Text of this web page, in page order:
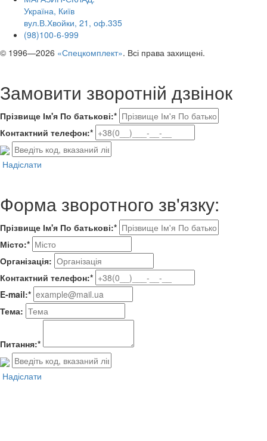
Україна, Київ
вул.В.Хвойки, 21, оф.335
(98)100-6-999
© 1996—2026 «Спецкомплект». Всі права захищені.
Замовити зворотній дзвінок
Прізвище Ім'я По батькові:*
Контактний телефон:*
Надіслати
Форма зворотного зв'язку:
Прізвище Ім'я По батькові:*
Місто:*
Організація:
Контактний телефон:*
E-mail:*
Тема:
Питання:*
Надіслати